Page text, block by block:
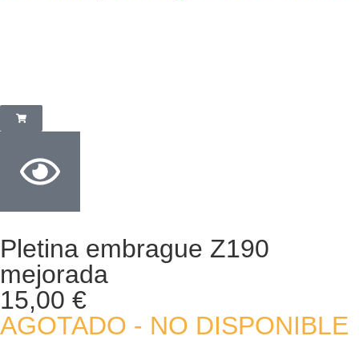
Pletina embrague Z190
mejorada
15,00 €
AGOTADO - NO DISPONIBLE